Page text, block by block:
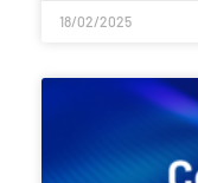
18/02/2025